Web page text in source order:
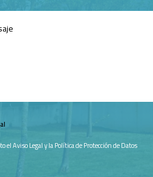
el Aviso Legal y la Política de Protección de Datos